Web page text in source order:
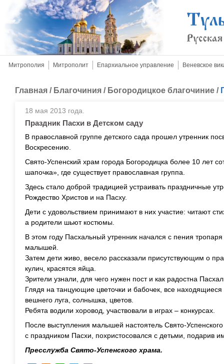
Митрополия Митрополит Епархиальное управление Веневское
Главная / Благочиния / Богородицкое благочиние /
18 мая 2013 года.
Праздник Пасхи в Детском саду
В православной группе детского сада прошел утренник
Воскресению.
Свято-Успенский храм города Богородицка более 10 лет
шапочка», где существует православная группа.
Здесь стало доброй традицией устраивать праздничные
Рождество Христов и на Пасху.
Дети с удовольствием принимают в них участие: читают
а родители шьют костюмы.
В этом году Пасхальный утренник начался с пения
малышей.
Затем дети живо, весело рассказали присутствующим о
кулич, красятся яйца.
Зрители узнали, для чего нужен пост и как радостна
Глядя на танцующие цветочки и бабочек, все находящиеся
вешнего луга, солнышка, цветов.
Ребята водили хоровод, участвовали в играх – конкурсах.
После выступления малышей настоятель Свято-
с праздником Пасхи, похристосовался с детьми, подарив
Пресслужба Свято-Успенского храма.